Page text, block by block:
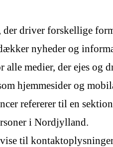
driver forskellige
nyheder og
medier, der ejes og
hjemmesider og
refererer til en
i Nordjylland.
til